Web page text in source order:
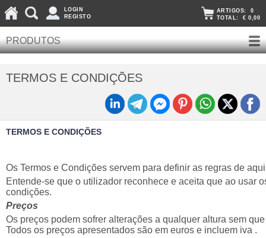
LOGIN
REGISTO
ARTIGOS: 0
TOTAL: € 0,00
PRODUTOS
TERMOS E CONDIÇÕES
TERMOS E CONDIÇÕES
Os Termos e Condições servem para definir as regras de
Entende-se que o utilizador reconhece e aceita que ao usar
condições.
Preços
Os preços podem sofrer alterações a qualquer altura sem
Todos os preços apresentados são em euros e incluem iva .